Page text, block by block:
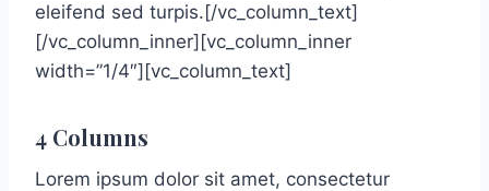
eleifend sed turpis.[/vc_column_text]
[/vc_column_inner][vc_column_inner
width=”1/4″][vc_column_text]
4 Columns
Lorem ipsum dolor sit amet, consectetur